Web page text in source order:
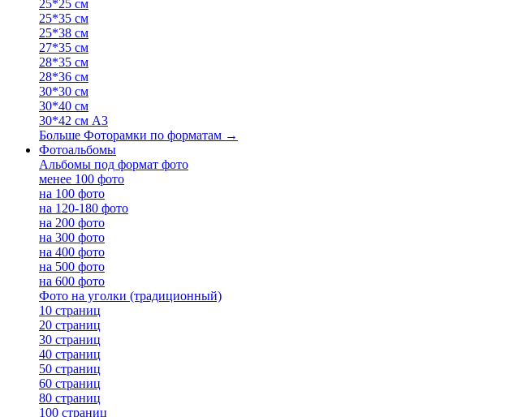
25*25 см
25*35 см
25*38 см
27*35 см
28*35 см
28*36 см
30*30 см
30*40 см
30*42 см А3
Больше Фоторамки по форматам →
Фотоальбомы
Альбомы под формат фото
менее 100 фото
на 100 фото
на 120-180 фото
на 200 фото
на 300 фото
на 400 фото
на 500 фото
на 600 фото
Фото на уголки (традиционный)
10 страниц
20 страниц
30 страниц
40 страниц
50 страниц
60 страниц
80 страниц
100 страниц